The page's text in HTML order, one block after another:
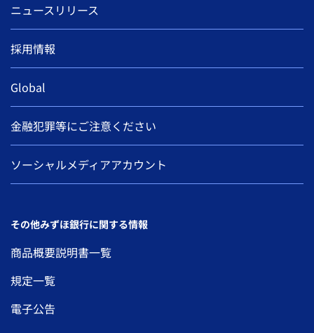
ニュースリリース
採用情報
Global
金融犯罪等にご注意ください
ソーシャルメディアアカウント
その他みずほ銀行に関する情報
商品概要説明書一覧
規定一覧
電子公告